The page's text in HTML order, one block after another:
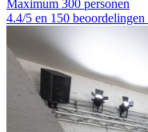
Maximum 300 personen
4.4/5 en 150